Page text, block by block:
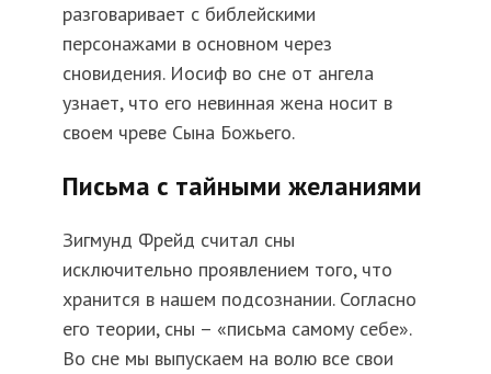
разговаривает с библейскими
персонажами в основном через
сновидения. Иосиф во сне от ангела
узнает, что его невинная жена носит в
своем чреве Сына Божьего.
Письма с тайными желаниями
Зигмунд Фрейд считал сны
исключительно проявлением того, что
хранится в нашем подсознании. Согласно
его теории, сны – «письма самому себе».
Во сне мы выпускаем на волю все свои